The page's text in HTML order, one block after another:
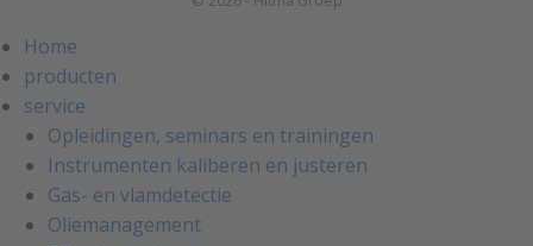
Home
producten
service
Opleidingen, seminars en trainingen
Instrumenten kaliberen en justeren
Gas- en vlamdetectie
Oliemanagement